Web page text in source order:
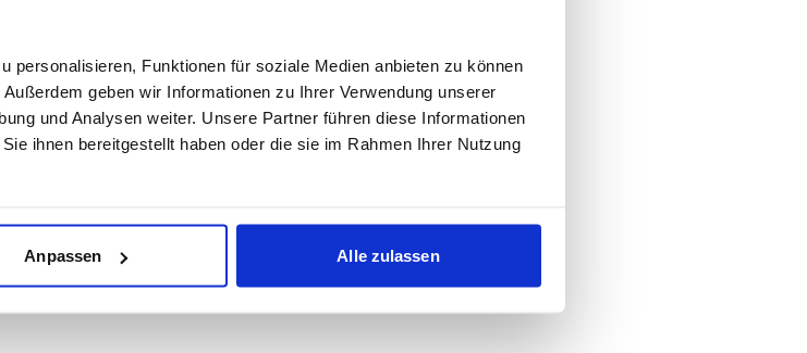
personalisieren, Funktionen für soziale Medien anbieten zu können
geben wir Informationen zu Ihrer Verwendung unserer
und Analysen weiter. Unsere Partner führen diese Informationen
ihnen bereitgestellt haben oder die sie im Rahmen Ihrer Nutzung
Anpassen Alle zulassen
Ab 16:30 Uhr
der HTC, die Stuttgart Scorpions und der
verschiedene Aktionen des Veranstalters,